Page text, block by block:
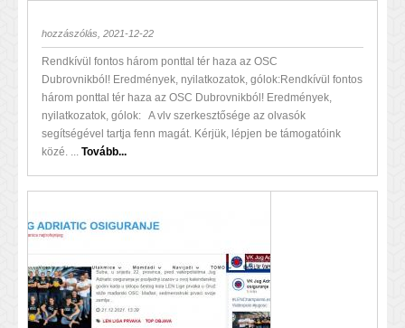
hozzászólás, 2021-12-22
Rendkívül fontos három ponttal tér haza az OSC
Dubrovnikból! Eredmények, nyilatkozatok, gólok:Rendkívül fontos
három ponttal tér haza az OSC Dubrovnikból! Eredmények,
nyilatkozatok, gólok: A vlv szerkesztősége az olvasók
segítségével tartja fenn magát. Kérjük, lépjen be támogatóink
közé. ... Tovább...